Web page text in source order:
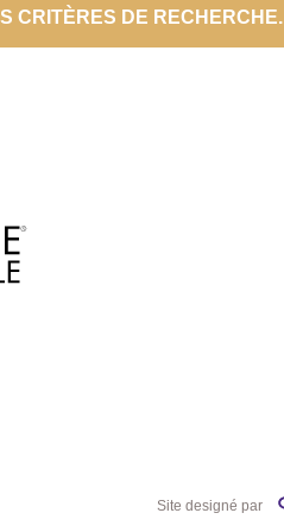
CRITÈRES DE RECHERCHE.
Site designé par